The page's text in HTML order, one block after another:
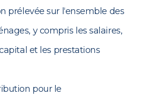
prélevée sur l‘ensemble des
y compris les salaires,
et les prestations
pour le